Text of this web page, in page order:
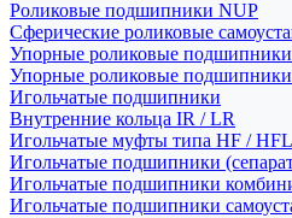
Роликовые подшипники NUP
Сферические роликовые
Упорные роликовые подшипники
Упорные роликовые
Игольчатые подшипники
Внутренние кольца IR / LR
Игольчатые муфты типа HF / HFL
Игольчатые подшипники
Игольчатые подшипники
Игольчатые подшипники